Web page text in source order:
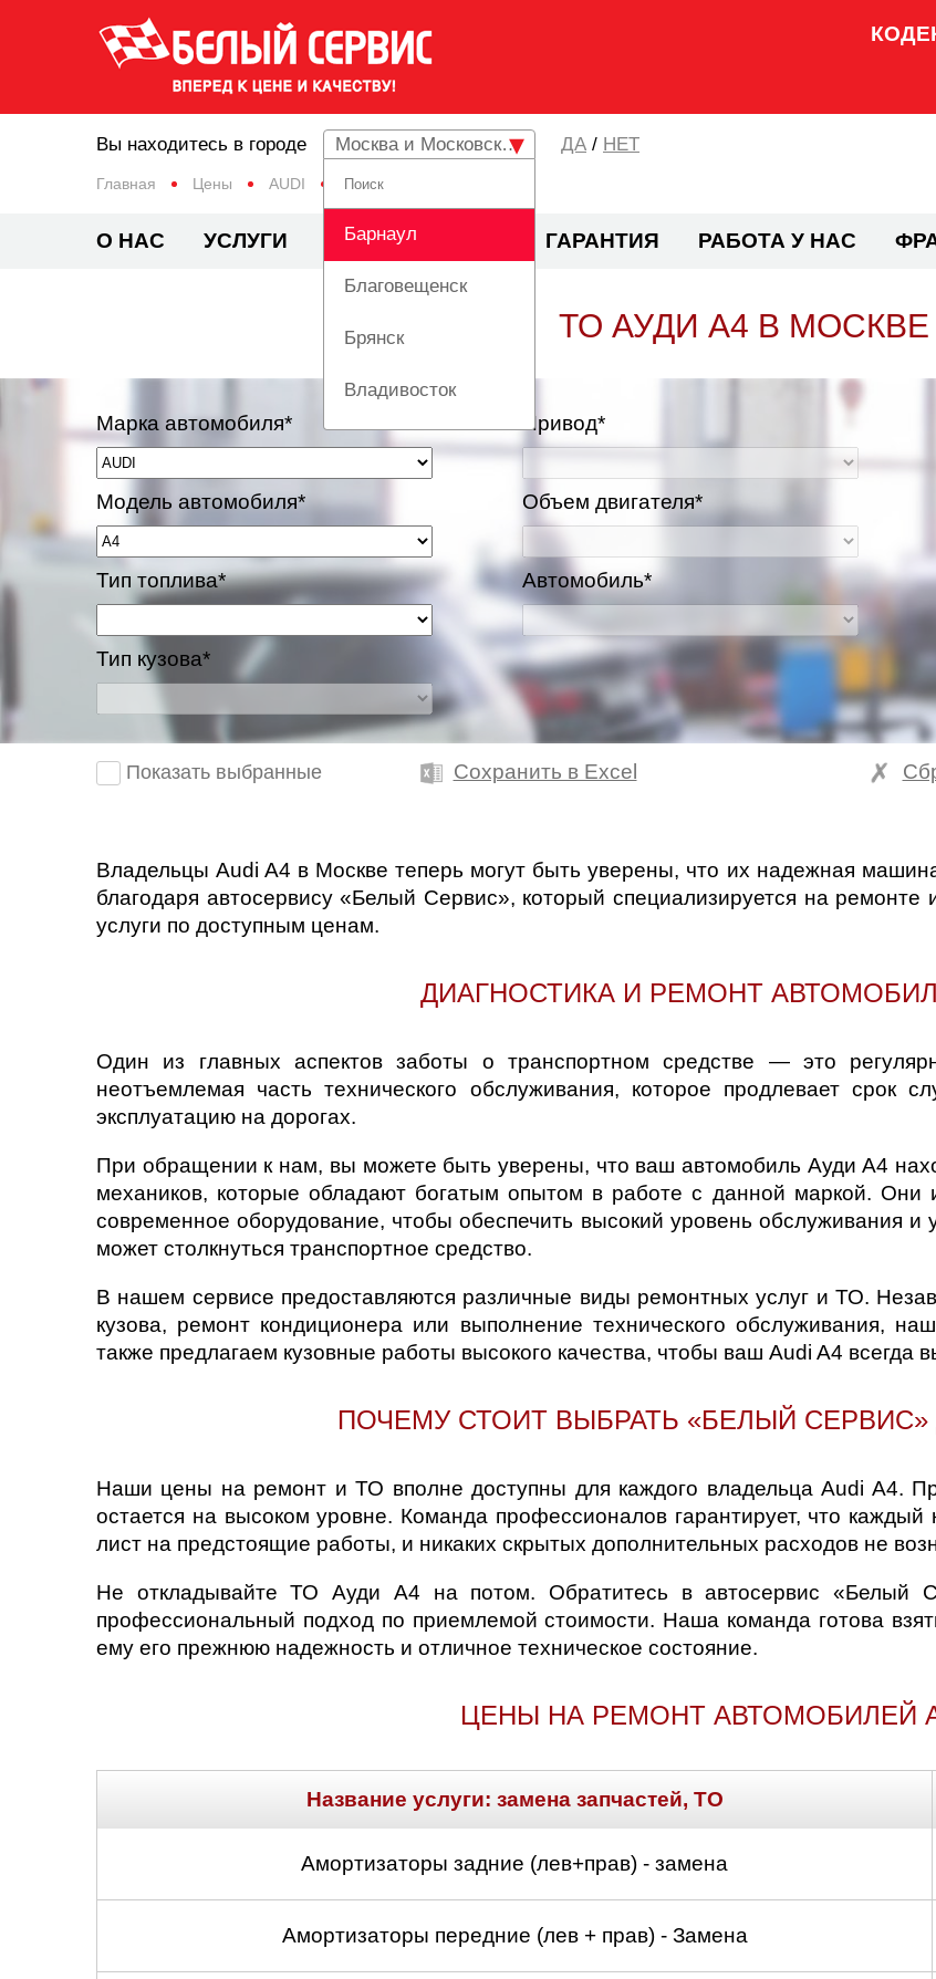
Главная Цены AUDI A4
Вы находитесь в городе Москва и Московская область
Барнаул
Благовещенск
Брянск
Владивосток
Вологда
Красноярск
Мурманск
Нижний Новгород
Новосибирск
Одинцово
Орёл
Оренбург
Петрозаводск
Самара
Санкт-Петербург
Саратов
Солнцево
Сочи
Тула
Ульяновск
Чебоксары
/ НЕТ
О НАС УСЛУГИ ЦЕНЫ ГАРАНТИЯ РАБОТА У НАС
ТО АУДИ А4 В МОСКВЕ
Марка автомобиля*
Модель автомобиля*
Тип топлива*
Тип кузова*
Привод*
Объем двигателя*
Автомобиль*
Показать выбранные Сохранить в Excel
Владельцы Audi A4 в Москве теперь могут быть уверены, что их надежная
благодаря автосервису «Белый Сервис», который специализируется на
услуги по доступным ценам.
ДИАГНОСТИКА И РЕМОНТ
Один из главных аспектов заботы о транспортном средстве — это
неотъемлемая часть технического обслуживания, которое продлевает
эксплуатацию на дорогах.
При обращении к нам, вы можете быть уверены, что ваш автомобиль Ауди А4
механиков, которые обладают богатым опытом в работе с данной маркой. Они
современное оборудование, чтобы обеспечить высокий уровень обслуживания
может столкнуться транспортное средство.
В нашем сервисе предоставляются различные виды ремонтных услуг и ТО.
кузова, ремонт кондиционера или выполнение технического обслуживания,
также предлагаем кузовные работы высокого качества, чтобы ваш Audi A4 всегда
ПОЧЕМУ СТОИТ ВЫБРАТЬ «БЕЛЫЙ СЕРВИС»
Наши цены на ремонт и ТО вполне доступны для каждого владельца Audi A4.
остается на высоком уровне. Команда профессионалов гарантирует, что
лист на предстоящие работы, и никаких скрытых дополнительных расходов не
Не откладывайте ТО Ауди А4 на потом. Обратитесь в автосервис «Белый
профессиональный подход по приемлемой стоимости. Наша команда готова
ему его прежнюю надежность и отличное техническое состояние.
ЦЕНЫ НА РЕМОНТ АВТОМОБИЛЕЙ
Название услуги: замена запчастей, ТО
Амортизаторы задние (лев+прав) - замена
Амортизаторы передние (лев + прав) - Замена